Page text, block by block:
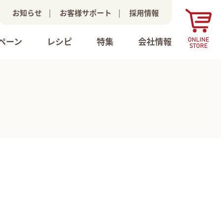
ーン レシピ 特集 会社情報
お知らせ | お客様サポート | 採用情報